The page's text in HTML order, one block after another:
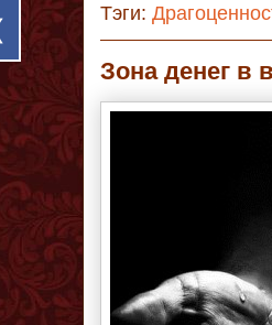
Тэги:
Зона денег в